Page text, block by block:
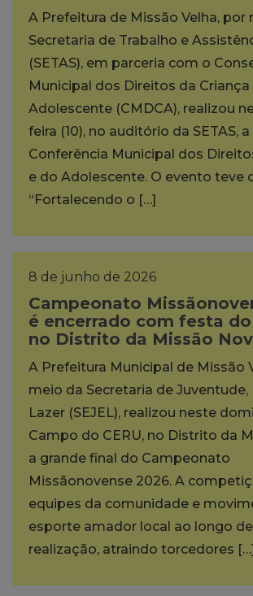
A Prefeitura de Missão Velha, por
Secretaria de Trabalho e
(SETAS), em parceria com o
Municipal dos Direitos da Criança
Adolescente (CMDCA), realizou
feira (10), no auditório da SETAS, a
Conferência Municipal dos
e do Adolescente. O evento teve
“Fortalecendo o […]
8 de junho de 2026
Campeonato
é encerrado com festa
no Distrito da Missão
A Prefeitura Municipal de Missão
meio da Secretaria de Juventude,
Lazer (SEJEL), realizou neste
Campo do CERU, no Distrito da
a grande final do Campeonato
Missãonovense 2026. A
equipes da comunidade e
esporte amador local ao longo
realização, atraindo torcedores